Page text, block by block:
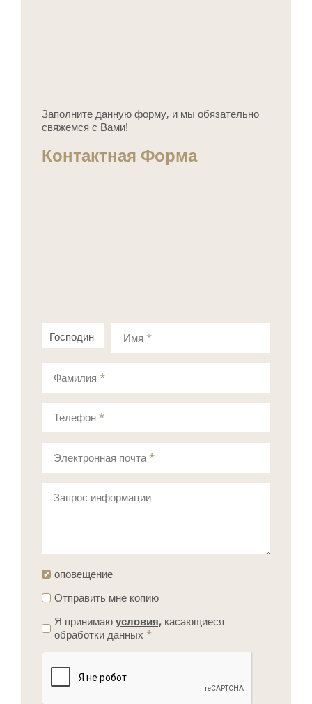
Заполните данную форму, и мы обязательно
свяжемся с Вами!
Контактная Форма
Господин Госпожа
Имя *
Телефон *
Запрос информации
Фамилия *
Электронная почта *
оповещение
Отправить мне копию
Я принимаю условия, касающиеся
обработки данных *